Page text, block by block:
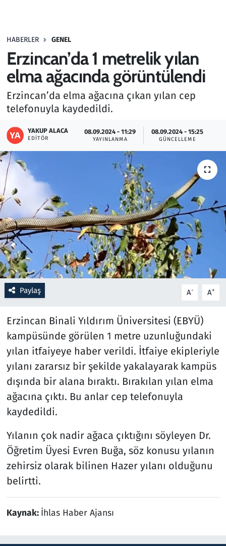
HABERLER GENEL
Erzincan’da 1 metrelik yılan
elma ağacında görüntülendi
Erzincan’da elma ağacına çıkan yılan cep
telefonuyla kaydedildi.
YAKUP ALACA
EDITÖR
08.09.2024 - 11:29
YAYINLANMA
08.09.2024 - 15:25
GÜNCELLEME
Paylaş A- A+
Erzincan Binali Yıldırım Üniversitesi (EBYÜ)
kampüsünde görülen 1 metre uzunluğundaki
yılan itfaiyeye haber verildi. İtfaiye ekipleriyle
yılanı zararsız bir şekilde yakalayarak kampüs
dışında bir alana bıraktı. Bırakılan yılan elma
ağacına çıktı. Bu anlar cep telefonuyla
kaydedildi.
Yılanın çok nadir ağaca çıktığını söyleyen Dr.
Öğretim Üyesi Evren Buğa, söz konusu yılanın
zehirsiz olarak bilinen Hazer yılanı olduğunu
belirtti.
Kaynak: İhlas Haber Ajansı
Haber
Kültür Sanat
Kurumsal Haberler
Otomobil
Oyun
Ramazan
Resmi İlanlar
Rüya Tabirleri
Sağlık
Savunma Sanayi
Seçim 2023
Spor
Teknoloji ve Bilim
Televizyon